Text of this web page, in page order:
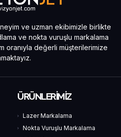
ve uzman ekibimizle birlikte
ve nokta vuruşlu markalama
oranıyla değerli müşterilerimize
ÜRÜNLERİMİZ
Lazer Markalama
Nokta Vuruşlu Markalama